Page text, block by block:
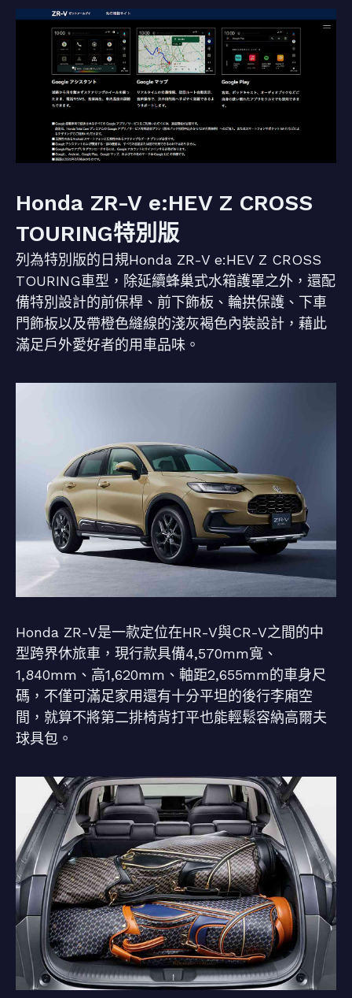
Honda ZR-V e:HEV Z CROSS
TOURING特別版
列為特別版的日規Honda ZR-V e:HEV Z CROSS
TOURING車型，除延續蜂巢式水箱護罩之外，還配
備特別設計的前保桿、前下飾板、輪拱保護、下車
門飾板以及帶橙色縫線的淺灰褐色內裝設計，藉此
滿足戶外愛好者的用車品味。
Honda ZR-V是一款定位在HR-V與CR-V之間的中
型跨界休旅車，現行款具備4,570mm寬、
1,840mm、高1,620mm、軸距2,655mm的車身尺
碼，不僅可滿足家用還有十分平坦的後行李廂空
間，就算不將第二排椅背打平也能輕鬆容納高爾夫
球具包。